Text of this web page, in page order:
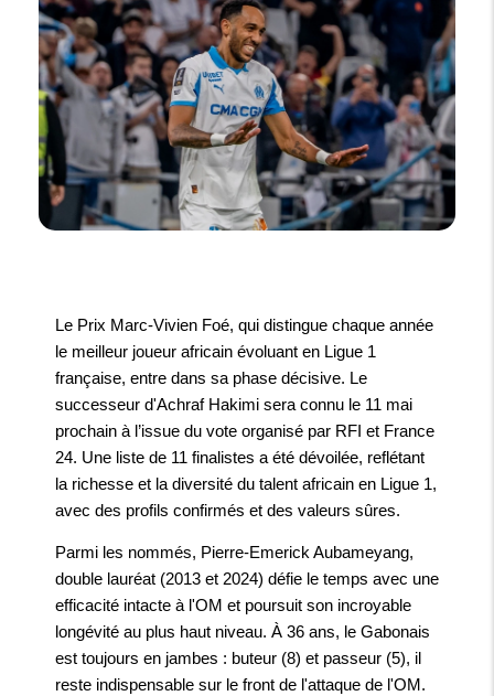
Le Prix Marc-Vivien Foé, qui distingue chaque année
le meilleur joueur africain évoluant en Ligue 1
française, entre dans sa phase décisive. Le
successeur d'Achraf Hakimi sera connu le 11 mai
prochain à l’issue du vote organisé par RFI et France
24. Une liste de 11 finalistes a été dévoilée, reflétant
la richesse et la diversité du talent africain en Ligue 1,
avec des profils confirmés et des valeurs sûres.
Parmi les nommés, Pierre-Emerick Aubameyang,
double lauréat (2013 et 2024) défie le temps avec une
efficacité intacte à l'OM et poursuit son incroyable
longévité au plus haut niveau. À 36 ans, le Gabonais
est toujours en jambes : buteur (8) et passeur (5), il
reste indispensable sur le front de l'attaque de l'OM.